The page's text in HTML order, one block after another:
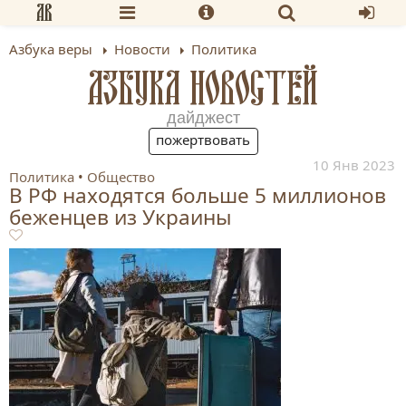
Азбука веры Новости Политика
АЗБУКА НОВОСТЕЙ
дайджест
пожертвовать
10 Янв 2023
Политика Общество
В РФ находятся больше 5 миллионов
беженцев из Украины